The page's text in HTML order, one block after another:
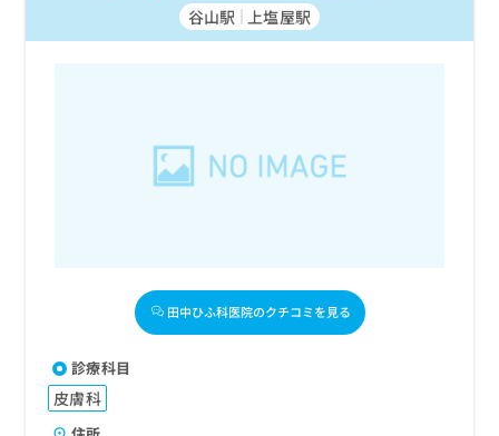
谷山駅 上塩屋駅
田中ひふ科医院のクチコミを見る
診療科目
皮膚科